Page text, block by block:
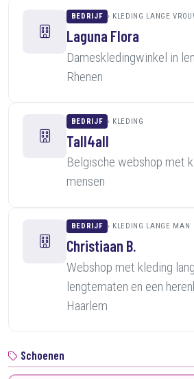
BEDRIJF KLEDING LANGE
Laguna Flora
Dameskledingwinkel in
Rhenen
BEDRIJF KLEDING
Tall4all
Belgische webshop met
mensen
BEDRIJF KLEDING LANGE MAN
Christiaan B.
Webshop met kleding
lengtematen en een
Haarlem
Schoenen